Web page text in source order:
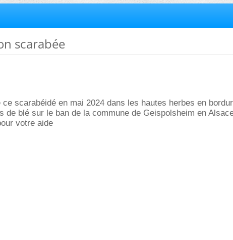
scarabée
ce scarabéidé en mai 2024 dans les hautes herbes en
de blé sur le ban de la commune de Geispolsheim en
votre aide